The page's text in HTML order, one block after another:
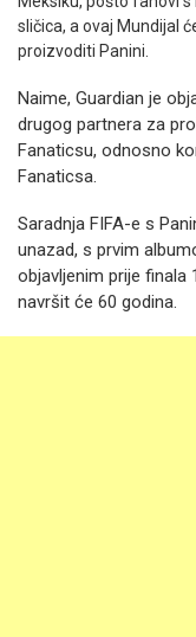
sličica, a ovaj Mundijal
proizvoditi Panini.
Naime, Guardian je
drugog partnera za
Fanaticsu, odnosno
Fanaticsa.
Saradnja FIFA-e s
unazad, s prvim
objavljenim prije finala
navršit će 60 godina.